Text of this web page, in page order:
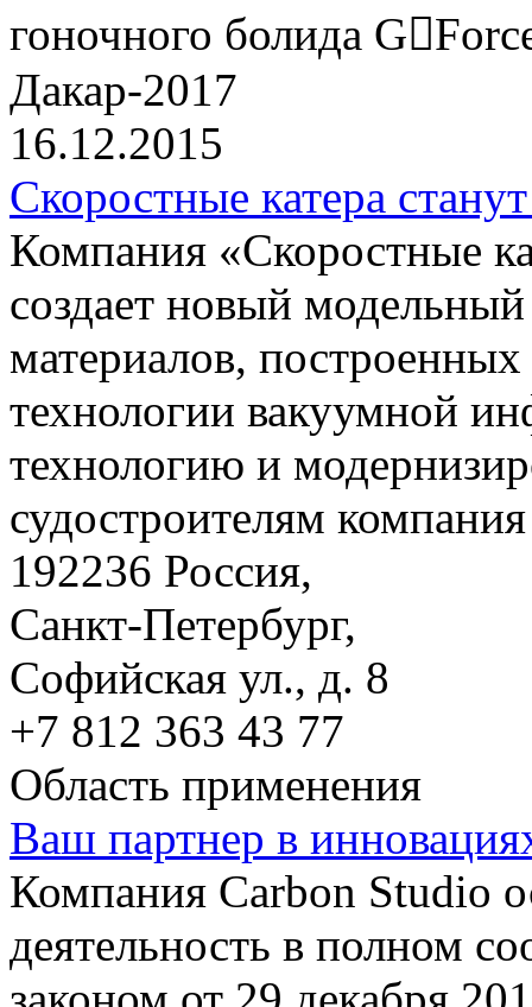
гоночного болида
Дакар-2017
16.12.2015
Скоростные катера
Компания
создает новый
материалов,
технологии вакуумной
технологию и
судостроителям
192236 Россия,
Санкт-Петербург,
Софийская ул., д. 8
+7 812 363 43 77
Область применения
Ваш партнер в
Компания Carbon Studio
деятельность в полном